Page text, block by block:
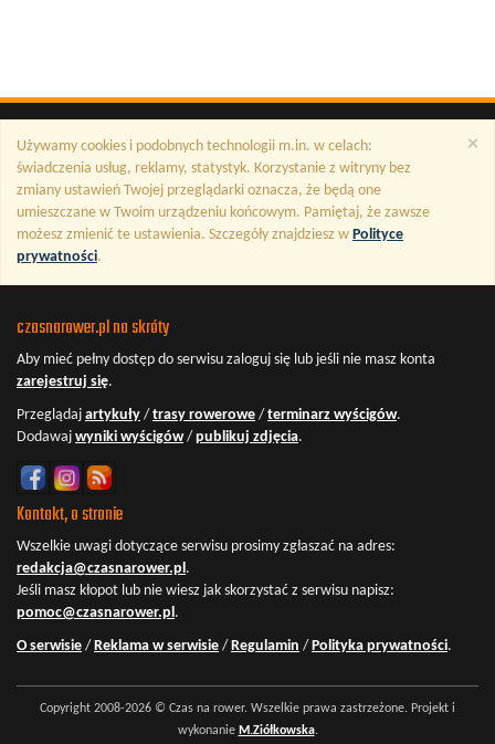
×
Używamy cookies i podobnych technologii m.in. w celach:
świadczenia usług, reklamy, statystyk. Korzystanie z witryny bez
zmiany ustawień Twojej przeglądarki oznacza, że będą one
umieszczane w Twoim urządzeniu końcowym. Pamiętaj, że zawsze
możesz zmienić te ustawienia. Szczegóły znajdziesz w Polityce
prywatności.
czasnarower.pl na skróty
Aby mieć pełny dostęp do serwisu zaloguj się lub jeśli nie masz konta
zarejestruj się.
Przeglądaj artykuły / trasy rowerowe / terminarz wyścigów.
Dodawaj wyniki wyścigów/ publikuj zdjęcia.
Kontakt, o stronie
Wszelkie uwagi dotyczące serwisu prosimy zgłaszać na adres:
redakcja@czasnarower.pl.
Jeśli masz kłopot lub nie wiesz jak skorzystać z serwisu napisz:
pomoc@czasnarower.pl.
O serwisie / Reklama w serwisie / Regulamin / Polityka prywatności.
Copyright 2008-2026 © Czas na rower. Wszelkie prawa zastrzeżone. Projekt i
wykonanie M.Ziółkowska.